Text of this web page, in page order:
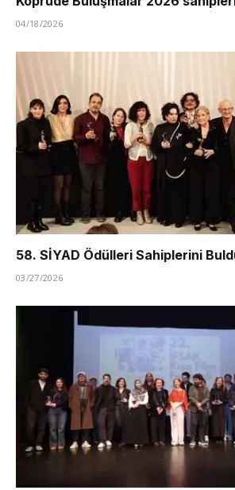
04/18/2026
58. SİYAD Ödülleri Sahiplerini
03/27/2026